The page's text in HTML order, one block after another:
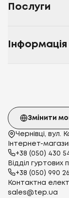
Послуги
Чернівці, вул.
Інтернет-
+38 (050) 430
Відділ гуртових
+38 (050) 990
Контактна
sales@tep.ua
Змінити